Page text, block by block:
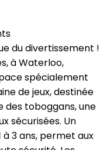
du divertissement !
à Waterloo,
spécialement
de jeux, destinée
des toboggans, une
sécurisées. Un
à 3 ans, permet aux